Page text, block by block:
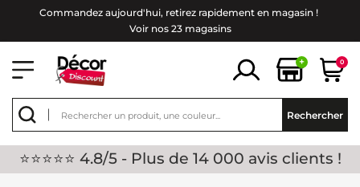
Commandez aujourd'hui, retirez rapidement en magasin !
Voir nos 23 magasins
+ 0
Rechercher
⭐⭐⭐⭐⭐ 4.8/5 - Plus de 14 000 avis clients !